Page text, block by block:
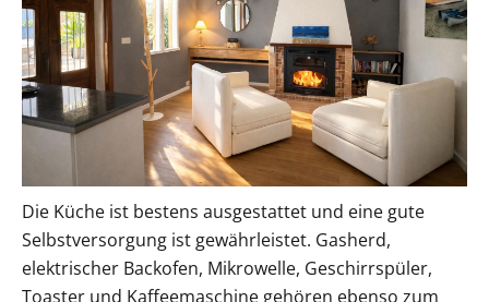
Die Küche ist bestens ausgestattet und eine gute
Selbstversorgung ist gewährleistet. Gasherd,
elektrischer Backofen, Mikrowelle, Geschirrspüler,
Toaster und Kaffeemaschine gehören ebenso zum